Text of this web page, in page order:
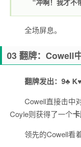
“冲啊！我才不
全场屏息。
03 翻牌：Cowell
翻牌发出：9♣
Cowell直接击中
Coyle则获得了一个
领先的Cowell看